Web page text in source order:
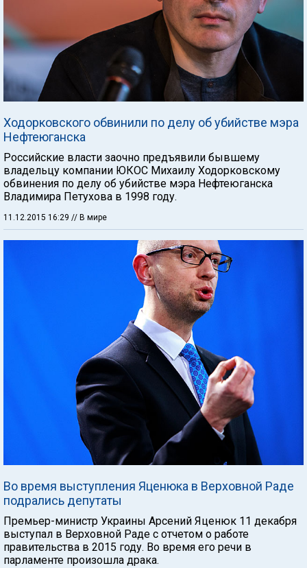
Ходорковского обвинили по делу об убийстве мэра
Нефтеюганска
Российские власти заочно предъявили бывшему
владельцу компании ЮКОС Михаилу Ходорковскому
обвинения по делу об убийстве мэра Нефтеюганска
Владимира Петухова в 1998 году.
11.12.2015 16:29 // В мире
Во время выступления Яценюка в Верховной Раде
подрались депутаты
Премьер-министр Украины Арсений Яценюк 11 декабря
выступал в Верховной Раде с отчетом о работе
правительства в 2015 году. Во время его речи в
парламенте произошла драка.